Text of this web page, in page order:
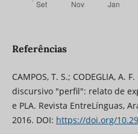
Referências
CAMPOS, T. S.; CODEGLIA, A.
discursivo "perfil": relato de
e PLA. Revista EntreLínguas,
2016. DOI: https://doi.org/